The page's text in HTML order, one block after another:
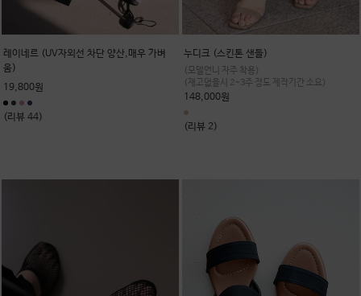
레이네르 (UV자외선 차단 양산,매우 가벼
움)
19,800원
(리뷰 44)
누디크 (스킨톤 샌들)
(모델언니 자주 착용)
(재고없을시 2~3주 정도 제작기간 소요)
148,000원
(리뷰 2)